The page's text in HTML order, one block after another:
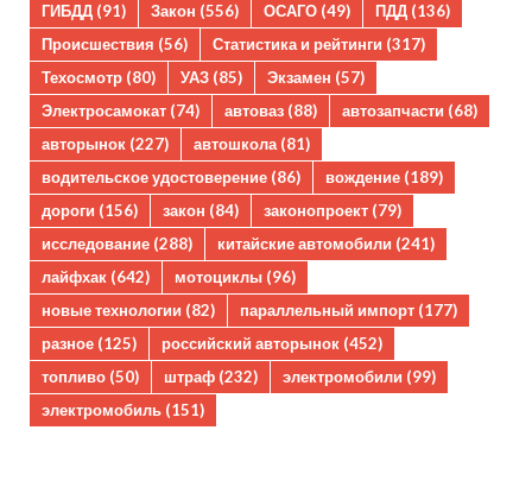
ГИБДД (91) Закон (556) ОСАГО (49) ПДД (136)
Происшествия (56) Статистика и рейтинги (317)
Техосмотр (80) УАЗ (85) Экзамен (57)
Электросамокат (74) автоваз (88) автозапчасти (68)
авторынок (227) автошкола(81)
водительское удостоверение (86) вождение (189)
дороги (156) закон (84) законопроект (79)
исследование (288) китайские автомобили (241)
лайфхак (642) мотоциклы (96)
новые технологии (82) параллельный импорт (177)
разное (125) российский авторынок (452)
топливо (50) штраф (232) электромобили (99)
электромобиль (151)